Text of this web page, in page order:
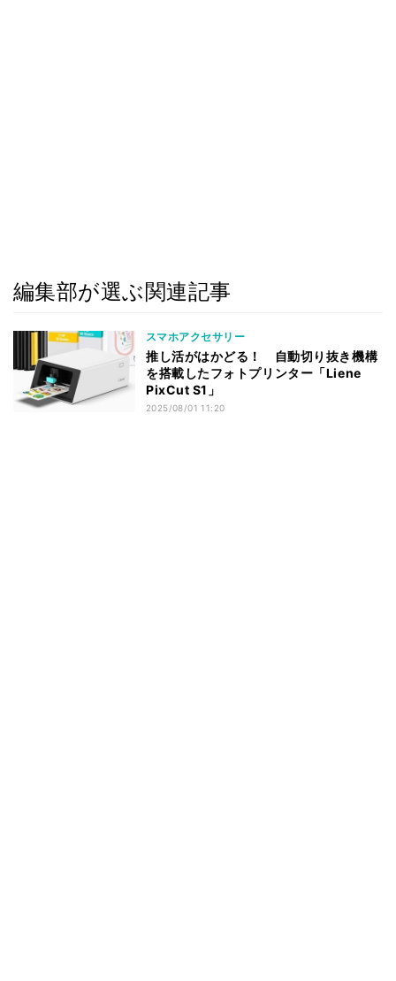
編集部が選ぶ関連記事
スマホアクセサリー
推し活がはかどる！ 自動切り抜き機構
を搭載したフォトプリンター「Liene
PixCut S1」
2025/08/01 11:20